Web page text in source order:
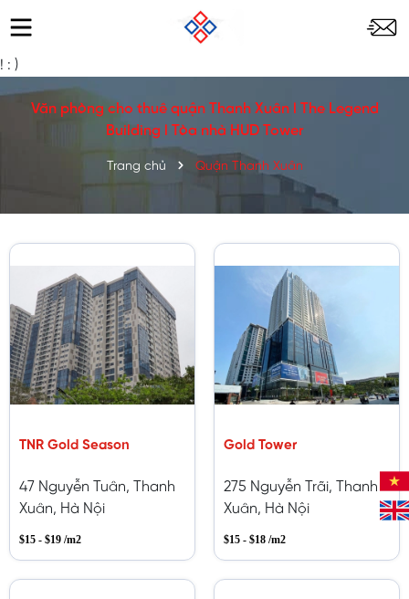
! : )
Văn phòng cho thuê quận Thanh Xuân l The Legend
Building l Tòa nhà HUD Tower
Trang chủ Quận Thanh Xuân
TNR Gold Season
47 Nguyễn Tuân, Thanh
Xuân, Hà Nội
$15 - $19 /m2
Gold Tower
275 Nguyễn Trãi, Thanh
Xuân, Hà Nội
$15 - $18 /m2